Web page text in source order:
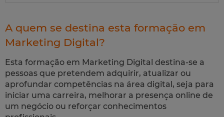
A quem se destina esta formação em
Marketing Digital?
Esta formação em Marketing Digital destina-se a
pessoas que pretendem adquirir, atualizar ou
aprofundar competências na área digital, seja para
iniciar uma carreira, melhorar a presença online de
um negócio ou reforçar conhecimentos